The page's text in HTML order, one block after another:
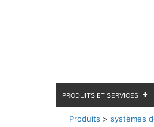
PRODUITS ET SERVICES
Produits > systèmes